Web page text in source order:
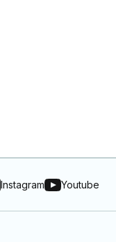
Instagram Youtube